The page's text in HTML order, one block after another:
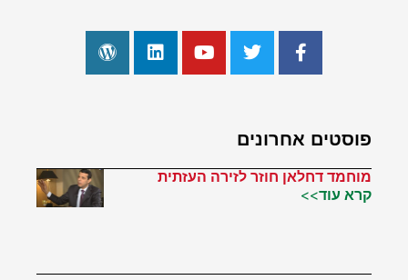
פוסטים אחרונים
מוחמד דחלאן חוזר לזירה העזתית
קרא עוד>>